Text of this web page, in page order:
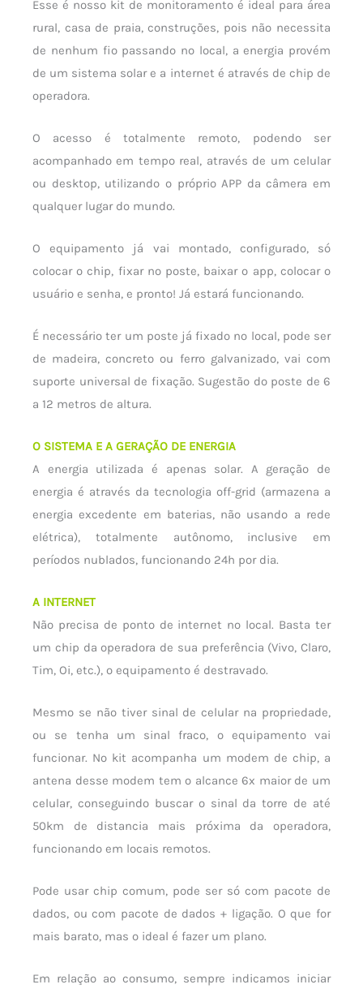
Esse é nosso kit de monitoramento é ideal para área
rural, casa de praia, construções, pois não necessita
de nenhum fio passando no local, a energia provém
de um sistema solar e a internet é através de chip de
operadora.
O acesso é totalmente remoto, podendo ser
acompanhado em tempo real, através de um celular
ou desktop, utilizando o próprio APP da câmera em
qualquer lugar do mundo.
O equipamento já vai montado, configurado, só
colocar o chip, fixar no poste, baixar o app, colocar o
usuário e senha, e pronto! Já estará funcionando.
É necessário ter um poste já fixado no local, pode ser
de madeira, concreto ou ferro galvanizado, vai com
suporte universal de fixação. Sugestão do poste de 6
a 12 metros de altura.
O SISTEMA E A GERAÇÃO DE ENERGIA
A energia utilizada é apenas solar. A geração de
energia é através da tecnologia off-grid (armazena a
energia excedente em baterias, não usando a rede
elétrica), totalmente autônomo, inclusive em
períodos nublados, funcionando 24h por dia.
A INTERNET
Não precisa de ponto de internet no local. Basta ter
um chip da operadora de sua preferência (Vivo, Claro,
Tim, Oi, etc.), o equipamento é destravado.
Mesmo se não tiver sinal de celular na propriedade,
ou se tenha um sinal fraco, o equipamento vai
funcionar. No kit acompanha um modem de chip, a
antena desse modem tem o alcance 6x maior de um
celular, conseguindo buscar o sinal da torre de até
50km de distancia mais próxima da operadora,
funcionando em locais remotos.
Pode usar chip comum, pode ser só com pacote de
dados, ou com pacote de dados + ligação. O que for
mais barato, mas o ideal é fazer um plano.
Em relação ao consumo, sempre indicamos iniciar